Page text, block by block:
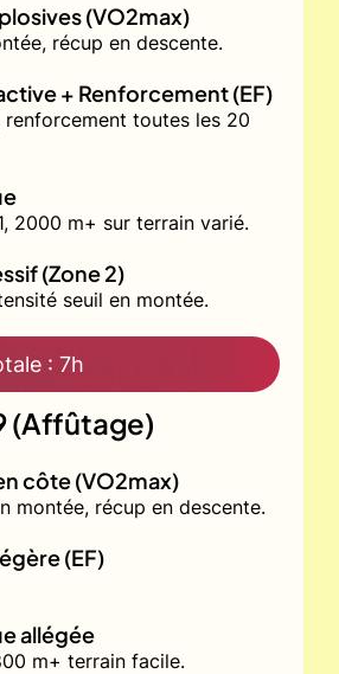
(VO2max)
récup en descente.
+ Renforcement (EF)
renforcement toutes les 20
2000 m+ sur terrain varié.
(Zone 2)
seuil en montée.
: 7h
(Affûtage)
côte (VO2max)
montée, récup en descente.
(EF)
allégée
m+ terrain facile.